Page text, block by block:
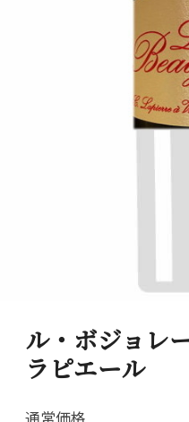
ル・ボジョレ
ラピエール
通常価格